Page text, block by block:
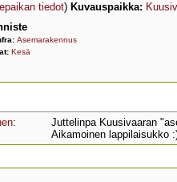
tiedot) Kuvauspaikka:
Asemarakennus
Kesä
:
Juttelinpa Kuusivaaran
Aikamoinen lappilaisukko